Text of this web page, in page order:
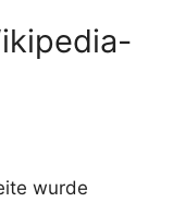
wurde